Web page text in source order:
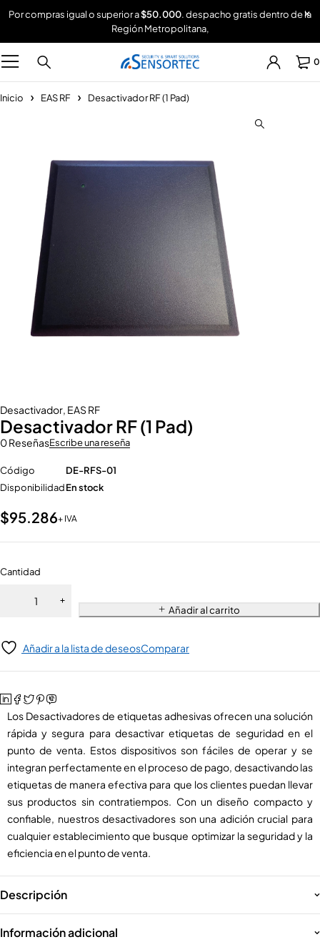
Por compras igual o superior a$50.000. despacho gratis dentro de la
Región Metropolitana,
0
Inicio EAS RF Desactivador RF (1 Pad)
Desactivador, EAS RF
Desactivador RF (1 Pad)
0 ReseñasEscribe una reseña
Código
DE-RFS-01
DisponibilidadEn stock
$95.286+ IVA
Cantidad
Añadir al carrito
Añadir a la lista de deseosComparar
Los Desactivadores de etiquetas adhesivas ofrecen una solución
rápida y segura para desactivar etiquetas de seguridad en el
punto de venta. Estos dispositivos son fáciles de operar y se
integran perfectamente en el proceso de pago, desactivando las
etiquetas de manera efectiva para que los clientes puedan llevar
sus productos sin contratiempos. Con un diseño compacto y
confiable, nuestros desactivadores son una adición crucial para
cualquier establecimiento que busque optimizar la seguridad y la
eficiencia en el punto de venta.
Descripción
Información adicional